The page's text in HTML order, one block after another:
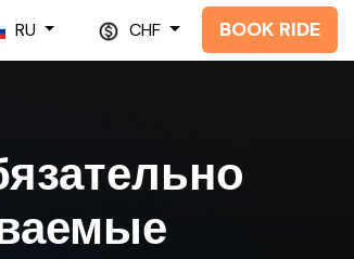
RU CHF BOOK RIDE